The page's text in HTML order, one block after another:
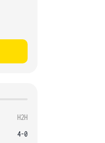
H2H
4-0